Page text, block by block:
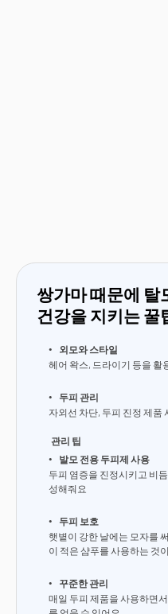
쌍가마 때문에 탈
건강을 지키는 꿀
외모와 스타일
헤어 왁스, 드라이기 등을 활
두피 관리
자외선 차단, 두피 진정 제품
관리 팁
발모 전용 두피제 사용
두피 염증을 진정시키고 비
성해줘요
두피 보호
햇볕이 강한 날에는 모자를
이 적은 샴푸를 사용하는 것
꾸준한 관리
매일 두피 제품을 사용하면